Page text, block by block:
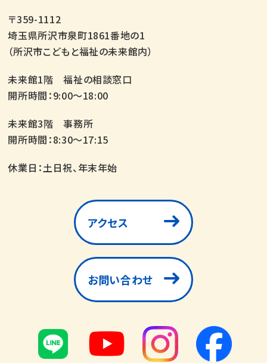
〒359-1112
埼玉県所沢市泉町1861番地の1
（所沢市こどもと福祉の未来館内）
未来館1階 福祉の相談窓口
開所時間：9:00～18:00
未来館3階 事務所
開所時間：8:30～17:15
休業日：土日祝、年末年始
アクセス
お問い合わせ